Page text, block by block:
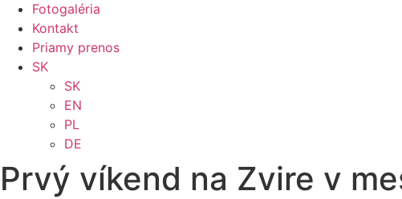
Fotogaléria
Kontakt
Priamy prenos
SK
SK
EN
PL
DE
Prvý víkend na Zvire v